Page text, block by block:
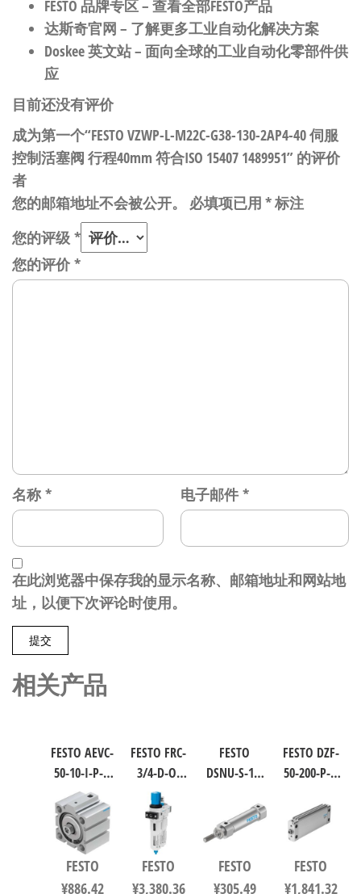
FESTO 品牌专区– 查看全部FESTO产品
达斯奇官网 – 了解更多工业自动化解决方案
Doskee 英文站– 面向全球的工业自动化零部件供
应
目前还没有评价
成为第一个“FESTO VZWP-L-M22C-G38-130-2AP4-40 伺服
控制活塞阀 行程40mm 符合ISO 15407 1489951” 的评价
者
您的邮箱地址不会被公开。
必填项已用 *标注
您的评级 *
您的评价*
名称 * 电子邮件 *
在此浏览器中保存我的显示名称、邮箱地址和网站地
址，以便下次评论时使用。
相关产品
FESTO AEVC-
50-10-I-P-A
短行程气
缸 行程
10mm 缸径
50mm
VDMA 24562
FESTO
¥886.42
FESTO FRC-
3/4-D-O-
MAXI 过滤
减压阀润
滑器组合
符合ISO
8573-1:2010
FESTO
¥3,380.36
FESTO
DSNU-S-16-
气缸 行程
40mm 缸径
ISO 6432 /
FESTO
¥305.49
FESTO DZF-
50-200-P-A
缸 行程
200mm 缸
164075
FESTO
¥1,841.32